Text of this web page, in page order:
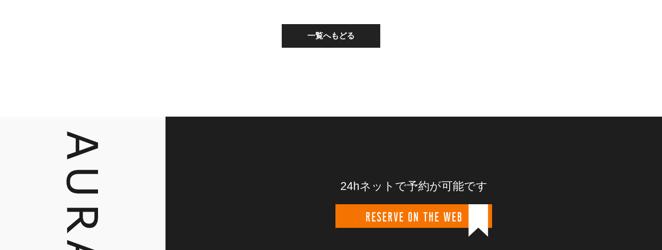
一覧へもどる
24hネットで予約が可能です
RESERVE ON THE WEB